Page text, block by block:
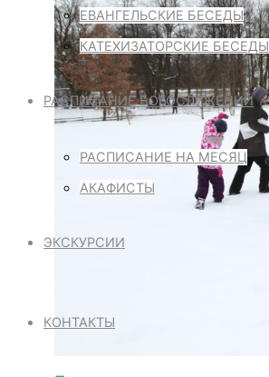
ЕВАНГЕЛЬСКИЕ БЕСЕДЫ
КАТЕХИЗАТОРСКИЕ БЕСЕДЫ
РАСПИСАНИЕ БОГОСЛУЖЕНИЙ
РАСПИСАНИЕ НА МЕСЯЦ
АКАФИСТЫ
ЭКСКУРСИИ
КОНТАКТЫ